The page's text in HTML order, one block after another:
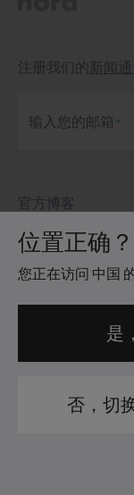
位置正确？
您正在访问 中国
是
否，切
官方博客
关于我们
招贤纳士
注册我们的新闻
输入您的邮箱
苏ICP备